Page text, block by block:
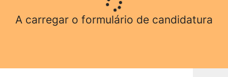
A carregar o formulário de candidatura